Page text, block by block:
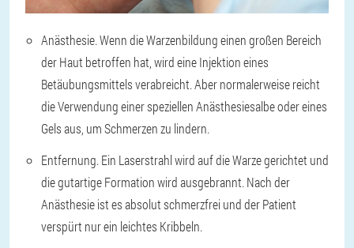
Anästhesie. Wenn die Warzenbildung einen großen Bereich
der Haut betroffen hat, wird eine Injektion eines
Betäubungsmittels verabreicht. Aber normalerweise reicht
die Verwendung einer speziellen Anästhesiesalbe oder eines
Gels aus, um Schmerzen zu lindern.
Entfernung. Ein Laserstrahl wird auf die Warze gerichtet und
die gutartige Formation wird ausgebrannt. Nach der
Anästhesie ist es absolut schmerzfrei und der Patient
verspürt nur ein leichtes Kribbeln.